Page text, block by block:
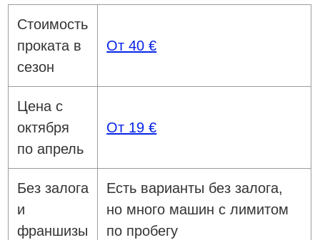
Стоимость
проката в
сезон
От 40 €
Цена с
октября
по апрель
От 19 €
Без залога
и
франшизы
Есть варианты без залога,
но много машин с лимитом
по пробегу